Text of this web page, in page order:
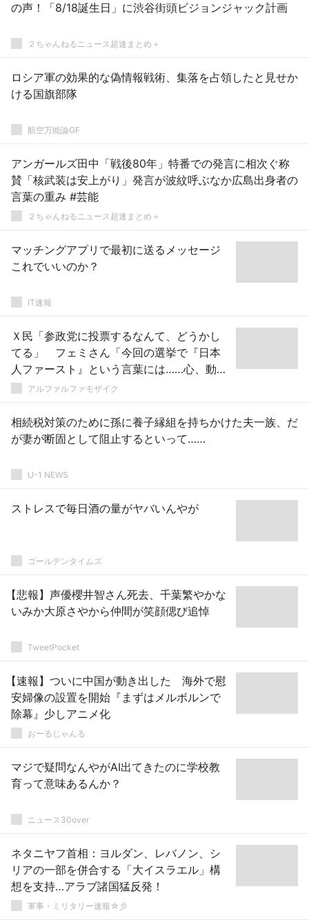
の声！「8/18誕生日」に渋谷街頭ビジョンジャック計画
２ちゃんねるニュース超速まとめ＋
ロシア軍の効果的な偽情報戦術、集落を占領したと見せか
ける国旗部隊
航空万能論GF
アンガールズ田中「戦後80年」特番での発言に相次ぐ称
賛「核武装は安上がり」発言が波紋呼ぶなか広島出身者の
言葉の重み #芸能
２ちゃんねるニュース超速まとめ＋
マッチングアプリで最初に送るメッセージ
これでいいのか？
IT速報
Ｘ民「参政党に投票するなんて、どうかし
てる」 フェミさん「今回の選挙で『日本
人ファースト』という言葉には……心、動き
ましたよね。」
アルファルファモザイク
相続税対策のために孫に養子縁組を持ちかけた夫一族、だ
が妻が断固として阻止するといって……
U-1 NEWS
ストレスで毎日酒の量がヤバいんやが
ゴールデンタイムズ
【悲報】声優櫻井智さん死去、千葉繁やかな
いみか大原さやから仲間が笑顔偲び追悼
TweetPocket
【速報】ついに中国が動き出した 海外で慰
安婦像の設置を開始『まずはメルボルンで
除幕』少しアニメ化
おーるじゃんる
マジで疑問なんやがAI出てきたのに学校教
育って意味あるんか？
ニュース30over
ネタニヤフ首相：ヨルダン、レバノン、シ
リアの一部を併合する「大イスラエル」構
想を支持…アラブ諸国猛反発！
軍事・ミリタリー速報☆彡